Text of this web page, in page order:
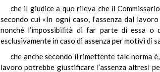
che il giudice a quo rileva che il
secondo cui «In ogni caso, l’assenza dal
nonché l’impossibilità di far parte di essa o
esclusivamente in caso di assenza per motivi
che anche secondo il rimettente tale norma
lavoro potrebbe giustificare l’assenza altresì